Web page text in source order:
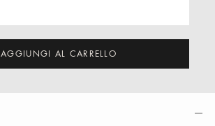
AGGIUNGI AL CARRELLO